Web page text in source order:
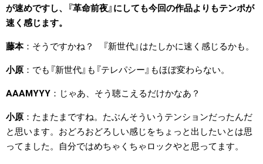
が速めですし、『革命前夜』にしても今回の作品よりもテンポが
速く感じます。
藤本 そうですかね？ 『新世代』はたしかに速く感じるかも。
小原 でも『新世代』も『テレパシー』もほぼ変わらない。
AAAMYYY じゃあ、そう聴こえるだけかなあ？
小原
たまたまですね。たぶんそういうテンションだったんだ
と思います。おどろおどろしい感じをちょっと出したいとは思
ってました。自分ではめちゃくちゃロックやと思ってます。